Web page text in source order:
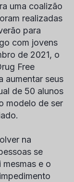
uma coalizão
realizadas
para
com jovens
de 2021, o
Free
aumentar seus
de 50 alunos
modelo de ser
na
se
e o